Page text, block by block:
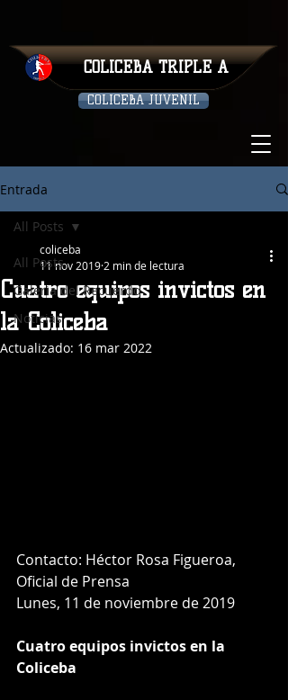
COLICEBA JUVENIL
COLICEBA TRIPLE A
Entrada
All Posts
Galeria del Recuerdo
Noticias
All Posts
Cuatro equipos invictos en
la Coliceba
coliceba
11 nov 2019 2 min de lectura
Actualizado: 16 mar 2022
Contacto: Héctor Rosa Figueroa,
Oficial de Prensa
Lunes, 11 de noviembre de 2019
Cuatro equipos invictos en la
Coliceba